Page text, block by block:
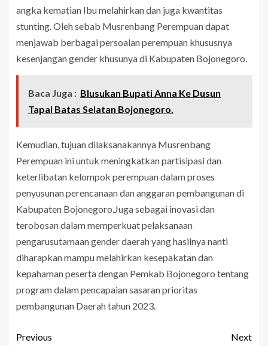
angka kematian Ibu melahirkan dan juga kwantitas
stunting. Oleh sebab Musrenbang Perempuan dapat
menjawab berbagai persoalan perempuan khususnya
kesenjangan gender khusunya di Kabupaten Bojonegoro.
Baca Juga : Blusukan Bupati Anna Ke Dusun
Tapal Batas Selatan Bojonegoro.
Kemudian, tujuan dilaksanakannya Musrenbang
Perempuan ini untuk meningkatkan partisipasi dan
keterlibatan kelompok perempuan dalam proses
penyusunan perencanaan dan anggaran pembangunan di
Kabupaten Bojonegoro.Juga sebagai inovasi dan
terobosan dalam memperkuat pelaksanaan
pengarusutamaan gender daerah yang hasilnya nanti
diharapkan mampu melahirkan kesepakatan dan
kepahaman peserta dengan Pemkab Bojonegoro tentang
program dalam pencapaian sasaran prioritas
pembangunan Daerah tahun 2023.
Previous
Next